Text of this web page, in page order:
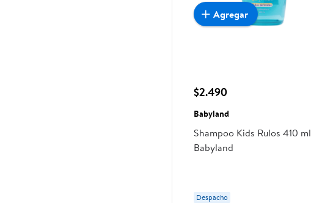
$2.490
Babyland
Shampoo Kids Rulos 410 ml
Babyland
Despacho
Agregar